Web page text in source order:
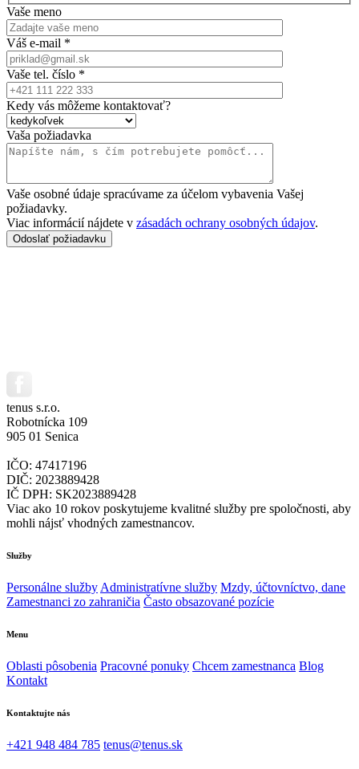
Vaše meno
Váš e-mail *
Vaše tel. číslo *
Kedy vás môžeme kontaktovať?
Vaša požiadavka
Vaše osobné údaje spracúvame za účelom vybavenia Vašej
požiadavky.
Viac informácií nájdete v zásadách ochrany osobných údajov.
tenus s.r.o.
Robotnícka 109
905 01 Senica
IČO: 47417196
DIČ: 2023889428
IČ DPH: SK2023889428
Viac ako 10 rokov poskytujeme kvalitné služby pre spoločnosti, aby
mohli nájsť vhodných zamestnancov.
Služby
Personálne služby Administratívne služby Mzdy, účtovníctvo, dane
Zamestnanci zo zahraničia Často obsazované pozície
Menu
Oblasti pôsobenia Pracovné ponuky Chcem zamestnanca Blog
Kontakt
Kontaktujte nás
+421 948 484 785 tenus@tenus.sk